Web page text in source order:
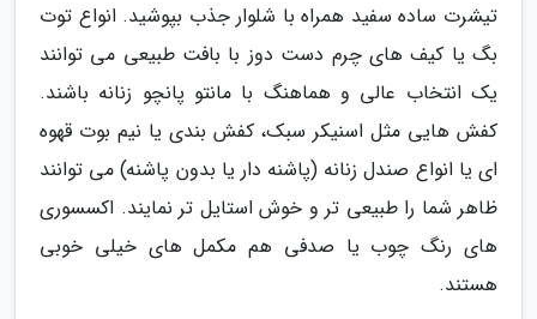
تیشرت ساده سفید همراه با شلوار جذب بپوشید. انواع توت
بگ یا کیف های چرم دست دوز با بافت طبیعی می توانند
یک انتخاب عالی و هماهنگ با مانتو پانچو زنانه باشند.
کفش هایی مثل اسنیکر سبک، کفش بندی یا نیم بوت قهوه
ای یا انواع صندل زنانه (پاشنه دار یا بدون پاشنه) می توانند
ظاهر شما را طبیعی تر و خوش استایل تر نمایند. اکسسوری
های رنگ چوب یا صدفی هم مکمل های خیلی خوبی
هستند.